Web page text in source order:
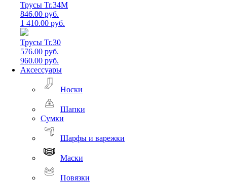
Трусы Tr.34M
846.00 руб.
1 410.00 руб.
Трусы Tr.30
576.00 руб.
960.00 руб.
Аксессуары
Носки
Шапки
Сумки
Шарфы и варежки
Маски
Повязки